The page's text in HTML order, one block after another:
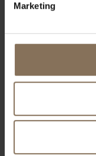
Marketing